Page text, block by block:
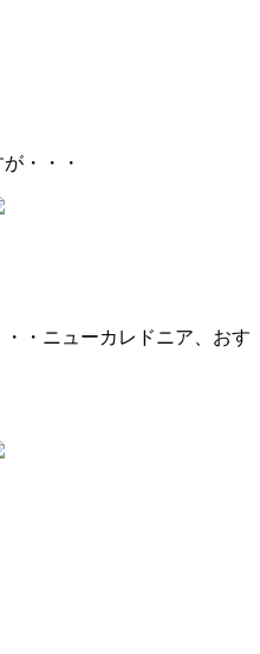
・・・
・ニューカレドニア、おす